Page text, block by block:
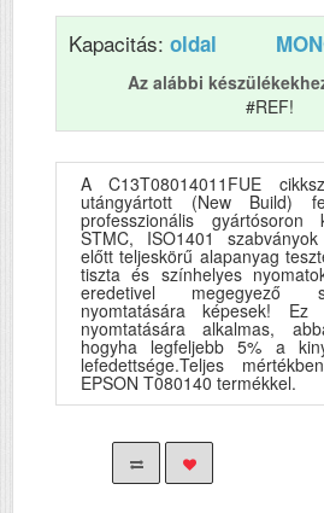
Kapacitás: oldal
Az alábbi
#REF!
A C13T08014011FUE
utángyártott (New Build)
professzionális gyártósoron
STMC, ISO1401
előtt teljeskörű alapanyag
tiszta és színhelyes
eredetivel megegyező
nyomtatására képesek!
nyomtatására alkalmas,
hogyha legfeljebb 5% a
lefedettsége.Teljes
EPSON T080140 termékkel.